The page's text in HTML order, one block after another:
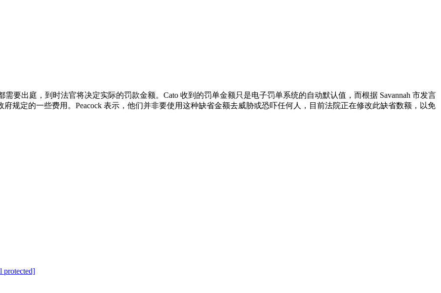
需要出庭，到时法官将决定实际的罚款金额。Cato 收到的罚单金额只是电子罚单系统的自动默认值，而根据 Savannah 市发言
府规定的一些费用。Peacock 表示，他们并非要使用这种缺省金额去威胁或恐吓任何人，目前法院正在修改此缺省数额，以免
protected]